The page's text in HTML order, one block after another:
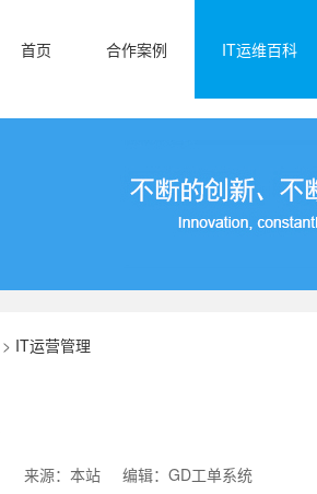
首页 合作案例 IT运维百科
> IT运营管理
来源：本站 编辑：GD工单系统